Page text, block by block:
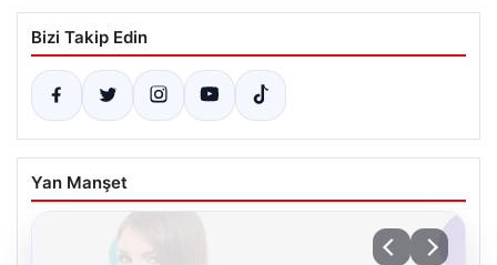
Bizi Takip Edin
Yan Manşet